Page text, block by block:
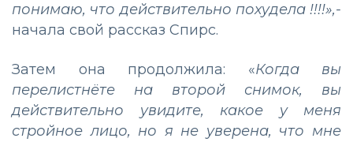
понимаю, что действительно похудела !!!!»,-
начала свой рассказ Спирс.
Затем она продолжила: «Когда вы
перелистнёте на второй снимок, вы
действительно увидите, какое у меня
стройное лицо, но я не уверена, что мне